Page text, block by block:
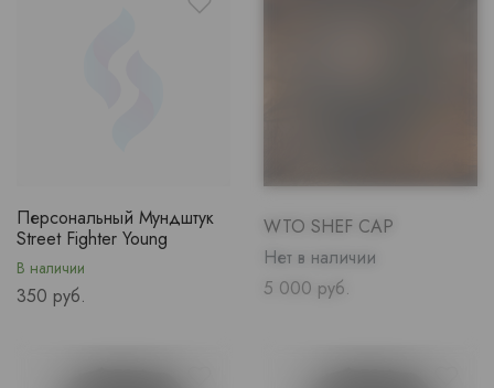
Персональный Мундштук
Street Fighter Young
В наличии
Price
350 руб.
WTO SHEF CAP
Нет в наличии
Price
5 000 руб.